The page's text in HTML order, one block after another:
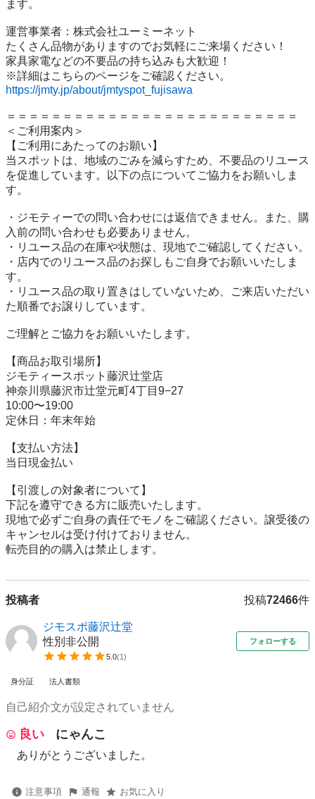
ます。
運営事業者：株式会社ユーミーネット
たくさん品物がありますのでお気軽にご来場ください！
家具家電などの不要品の持ち込みも大歓迎！
https://jmty.jp/about/jmtyspot_fujisawa
＝＝＝＝＝＝＝＝＝＝＝＝＝＝＝＝＝＝＝＝＝＝＝＝＝＝
＜ご利用案内＞
【ご利用にあたってのお願い】
当スポットは、地域のごみを減らすため、不要品のリユース
を促進しています。以下の点についてご協力をお願いしま
す。
・ジモティーでの問い合わせには返信できません。また、購
入前の問い合わせも必要ありません。
・リユース品の在庫や状態は、現地でご確認してください。
・店内でのリユース品のお探しもご自身でお願いいたしま
す。
・リユース品の取り置きはしていないため、ご来店いただい
た順番でお譲りしています。
ご理解とご協力をお願いいたします。
【商品お取引場所】
ジモティースポット藤沢辻堂店
神奈川県藤沢市辻堂元町4丁目9−27
10:00〜19:00
定休日：年末年始
【⽀払い⽅法】
当日現金払い
【引渡しの対象者について】
下記を遵守できる⽅に販売いたします。
現地で必ずご⾃⾝の責任でモノをご確認ください。譲受後の
キャンセルは受け付けておりません。
転売⽬的の購⼊は禁⽌します。
投稿者 投稿72466件
ジモスポ藤沢辻堂
性別非公開
5.0(1)
フォローする
身分証 法人書類
自己紹介文が設定されていません
良い にゃんこ
ありがとうございました。
注意事項 通報 お気に入り